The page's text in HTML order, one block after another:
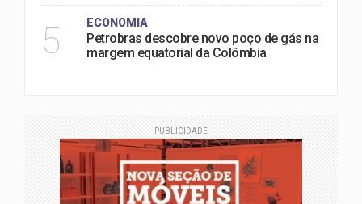
5 ECONOMIA
Petrobras descobre novo poço de gás na
margem equatorial da Colômbia
PUBLICIDADE